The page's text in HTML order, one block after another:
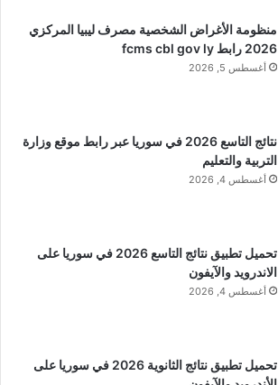
منظومة الأغراض الشخصية مصرف ليبيا المركزي
2026 رابط fcms cbl gov ly
أغسطس 5, 2026
نتائج التاسع 2026 في سوريا عبر رابط موقع وزارة
التربية والتعليم
أغسطس 4, 2026
تحميل تطبيق نتائج التاسع 2026 في سوريا على
الاندرويد والآيفون
أغسطس 4, 2026
تحميل تطبيق نتائج الثانوية 2026 في سوريا على